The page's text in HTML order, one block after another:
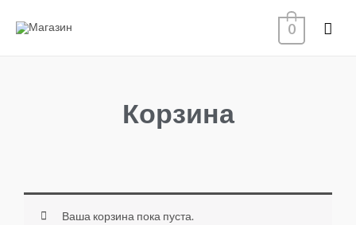
0
Корзина
Ваша корзина пока пуста.